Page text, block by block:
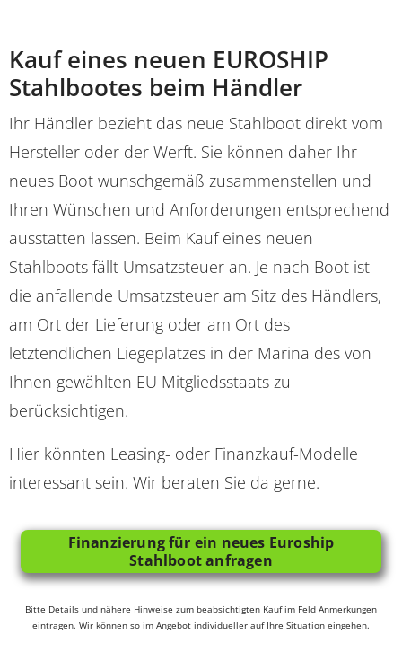
Kauf eines neuen EUROSHIP
Stahlbootes beim Händler
Ihr Händler bezieht das neue Stahlboot direkt vom
Hersteller oder der Werft. Sie können daher Ihr
neues Boot wunschgemäß zusammenstellen und
Ihren Wünschen und Anforderungen entsprechend
ausstatten lassen. Beim Kauf eines neuen
Stahlboots fällt Umsatzsteuer an. Je nach Boot ist
die anfallende Umsatzsteuer am Sitz des Händlers,
am Ort der Lieferung oder am Ort des
letztendlichen Liegeplatzes in der Marina des von
Ihnen gewählten EU Mitgliedsstaats zu
berücksichtigen.
Hier könnten Leasing- oder Finanzkauf-Modelle
interessant sein. Wir beraten Sie da gerne.
Finanzierung für ein neues Euroship
Stahlboot anfragen
Bitte Details und nähere Hinweise zum beabsichtigten Kauf im Feld Anmerkungen
eintragen. Wir können so im Angebot individueller auf Ihre Situation eingehen.